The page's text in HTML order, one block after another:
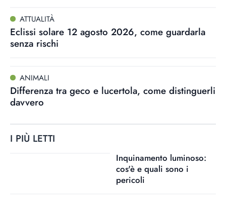
ATTUALITÀ
Eclissi solare 12 agosto 2026, come guardarla
senza rischi
ANIMALI
Differenza tra geco e lucertola, come distinguerli
davvero
I PIÙ LETTI
Inquinamento luminoso:
cos'è e quali sono i
pericoli